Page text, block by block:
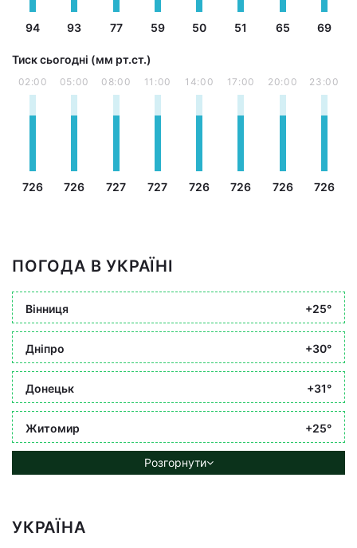
94 93 77 59 50 51 65 69
Тиск сьогодні (мм рт.ст.)
02:00
726
05:00
726
08:00
727
11:00
727
14:00
726
17:00
726
20:00
726
23:00
726
ПОГОДА В УКРАЇНІ
Вінниця +25°
Дніпро +30°
Донецьк +31°
Житомир +25°
Розгорнути
УКРАЇНА